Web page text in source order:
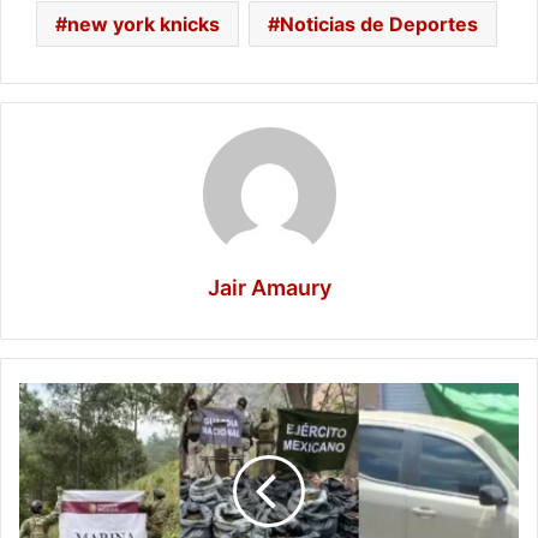
new york knicks Noticias de Deportes
Jair Amaury
Operativos
del
Gabinete
de
Seguridad
dejan